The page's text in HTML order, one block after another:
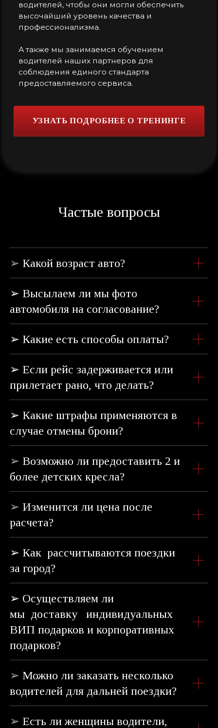
Частые вопросы
➢ Какой возраст авто?
➢ Высылаем ли мы фото
автомобиля на согласование?
➢ Какие есть способы оплаты?
➢ Если рейс задерживается или
прилетает рано, что делать?
➢ Какие штрафы применяются в
случае отмены брони?
➢ Возможно ли предоставить 2 и
более детских кресла?
➢ Изменится ли цена после
расчета?
➢ Как рассчитываются поездки
за город?
➢ Осуществляем ли
мы доставку индивидуальных
ВИП подарков и корпоративных
подарков?
➢ Можно ли заказать несколько
водителей для дальней поездки?
➢ Есть ли женщины водители,